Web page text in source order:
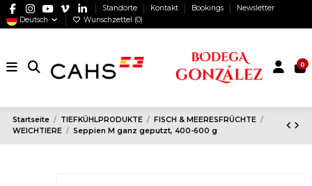
Standorte Kontakt Bookings
Newsletter
Deutsch
Wunschzettel (0)
0
Startseite TIEFKÜHLPRODUKTE
FISCH & MEERESFRÜCHTE
WEICHTIERE
Seppien M ganz geputzt, 400-600 g